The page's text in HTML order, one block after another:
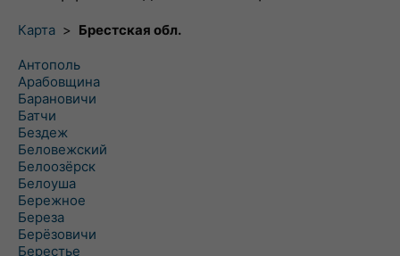
Карта > Брестская обл.
Антополь
Арабовщина
Барановичи
Батчи
Бездеж
Беловежский
Белоозёрск
Белоуша
Бережное
Береза
Берёзовичи
Берестье